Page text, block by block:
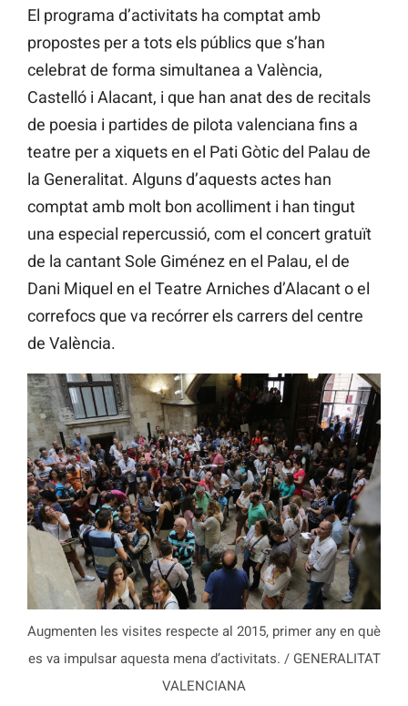
El programa d’activitats ha comptat amb
propostes per a tots els públics que s’han
celebrat de forma simultanea a València,
Castelló i Alacant, i que han anat des de recitals
de poesia i partides de pilota valenciana fins a
teatre per a xiquets en el Pati Gòtic del Palau de
la Generalitat. Alguns d’aquests actes han
comptat amb molt bon acolliment i han tingut
una especial repercussió, com el concert gratuït
de la cantant Sole Giménez en el Palau, el de
Dani Miquel en el Teatre Arniches d’Alacant o el
correfocs que va recórrer els carrers del centre
de València.
Augmenten les visites respecte al 2015, primer any en què
es va impulsar aquesta mena d’activitats. / GENERALITAT
VALENCIANA